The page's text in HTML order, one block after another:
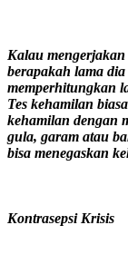
Kalau
berapakah lama
memperhitungkan
Tes kehamilan
kehamilan dengan
gula, garam atau
bisa menegaskan
Kontrasepsi Krisis